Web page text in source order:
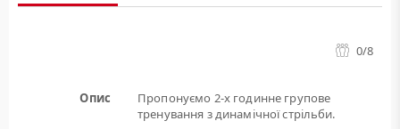
0/8
Опис
Пропонуємо 2-х годинне групове
тренування з динамічної стрільби.